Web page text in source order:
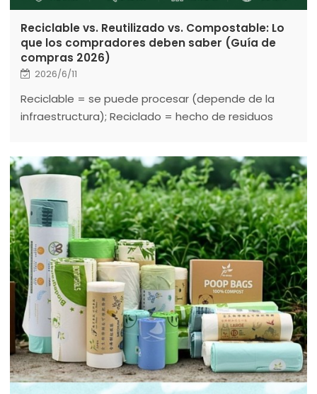
Reciclable vs. Reutilizado vs. Compostable: Lo
que los compradores deben saber (Guía de
compras 2026)
2026/6/11
Reciclable = se puede procesar (depende de la
infraestructura); Reciclado = hecho de residuos